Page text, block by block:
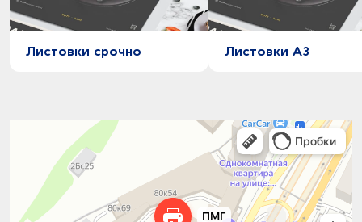
Листовки срочно Листовки А3